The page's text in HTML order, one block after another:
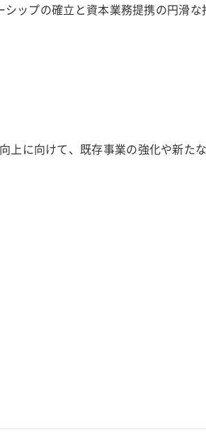
ップの確立と資本業務提携の円滑な
上に向けて、既存事業の強化や新た